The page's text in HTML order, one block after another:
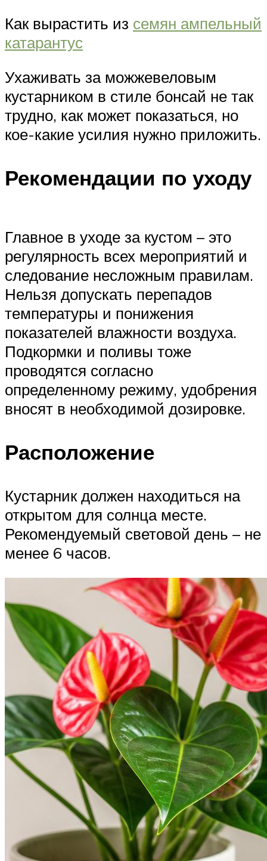
Как вырастить из семян ампельный
катарантус
Ухаживать за можжевеловым
кустарником в стиле бонсай не так
трудно, как может показаться, но
кое-какие усилия нужно приложить.
Рекомендации по уходу
Главное в уходе за кустом – это
регулярность всех мероприятий и
следование несложным правилам.
Нельзя допускать перепадов
температуры и понижения
показателей влажности воздуха.
Подкормки и поливы тоже
проводятся согласно
определенному режиму, удобрения
вносят в необходимой дозировке.
Расположение
Кустарник должен находиться на
открытом для солнца месте.
Рекомендуемый световой день – не
менее 6 часов.